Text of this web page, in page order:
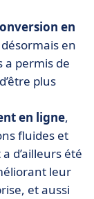
en
en
a permis de
plus
en ligne,
fluides et
d’ailleurs été
leur
et aussi